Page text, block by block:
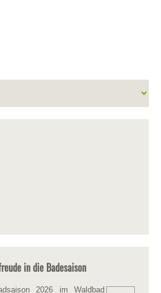
in die Badesaison
2026 im Waldbad